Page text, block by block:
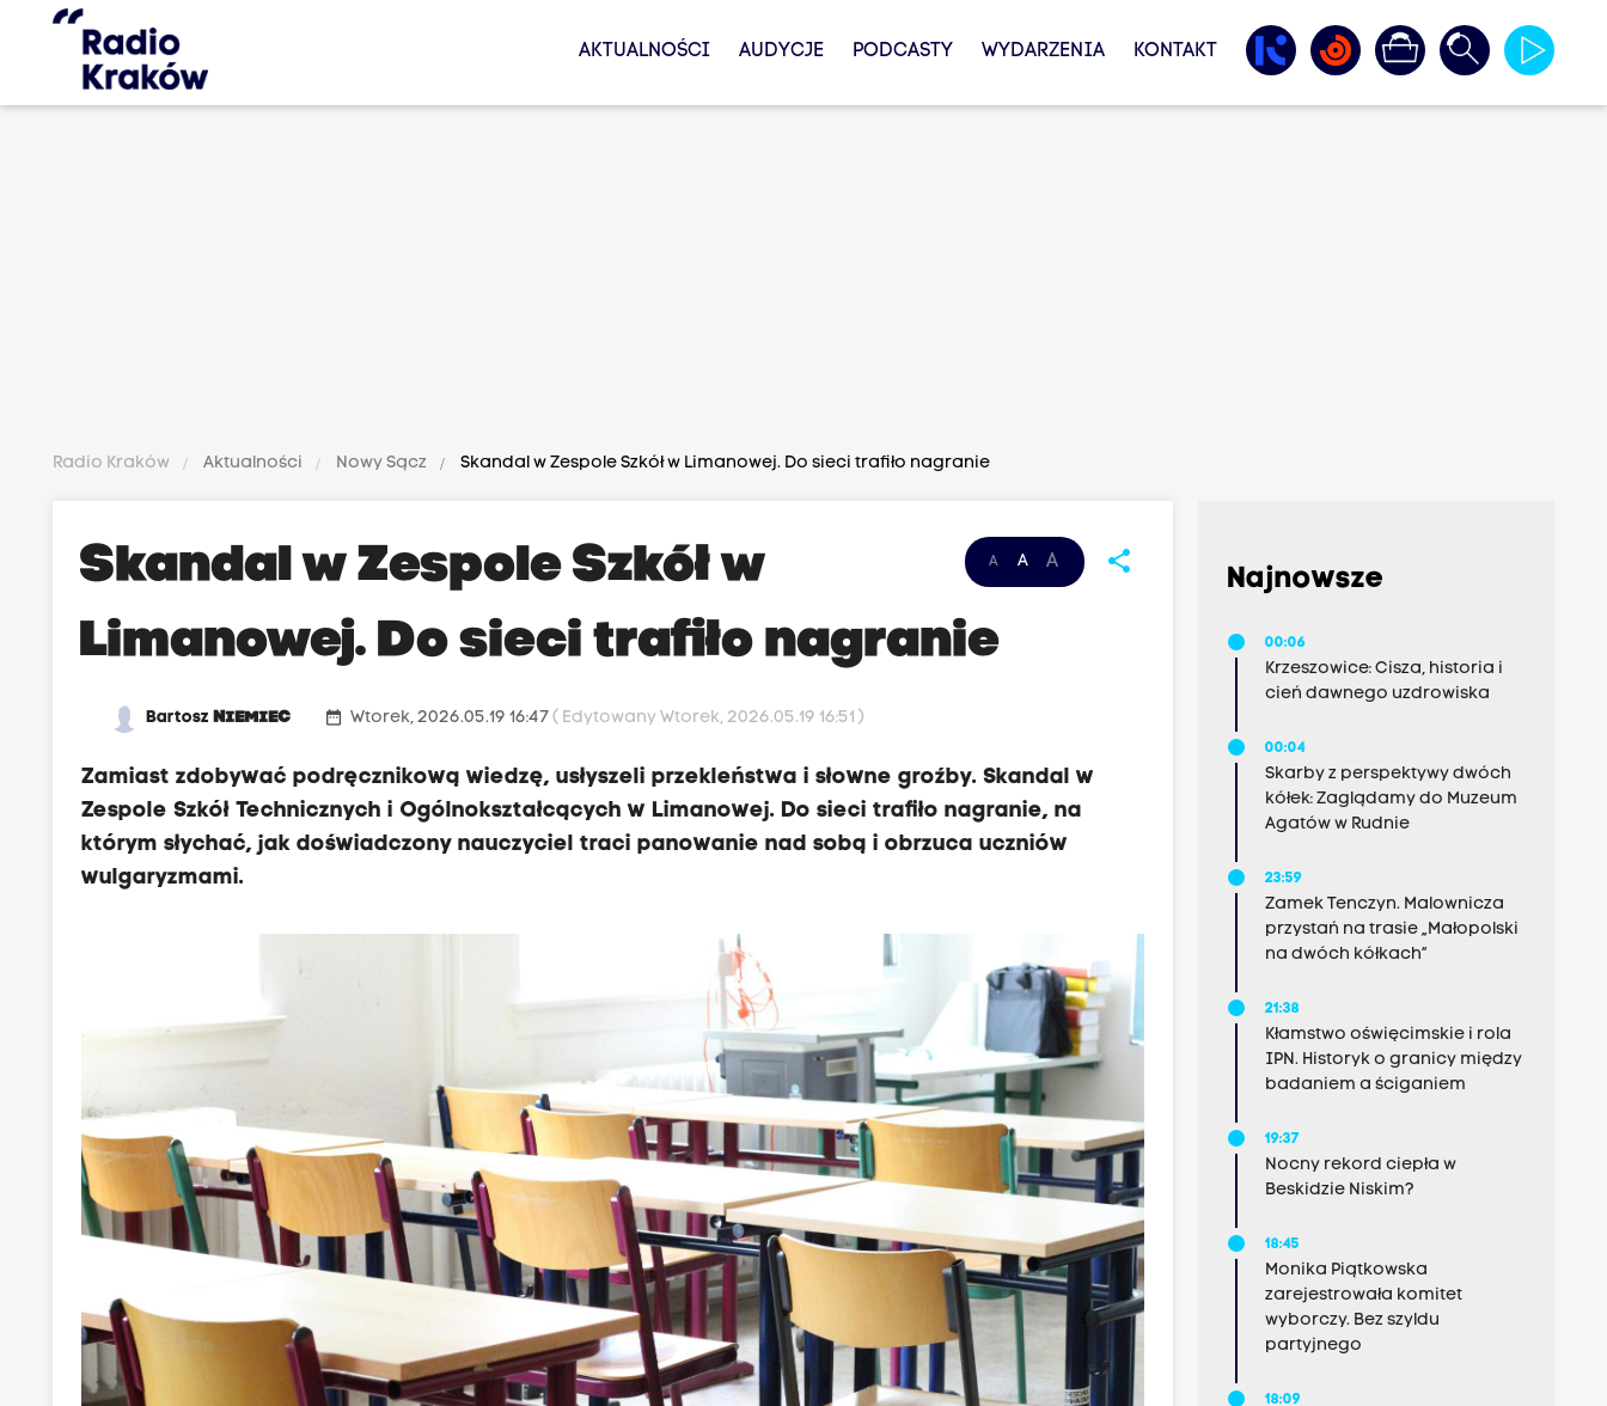
AKTUALNOŚCI AUDYCJE PODCASTY WYDARZENIA KONTAKT
Radio Kraków Aktualności Nowy Sącz Skandal w Zespole Szkół w Limanowej. Do sieci trafiło nagranie
A A A share
Skandal w Zespole Szkół w
Limanowej. Do sieci trafiło nagranie
BartoszNIEMIEC date_range Wtorek, 2026.05.19 16:47( Edytowany Wtorek, 2026.05.19 16:51 )
Zamiast zdobywać podręcznikową wiedzę, usłyszeli przekleństwa i słowne groźby. Skandal w
Zespole Szkół Technicznych i Ogólnokształcących w Limanowej. Do sieci trafiło nagranie, na
którym słychać, jak doświadczony nauczyciel traci panowanie nad sobą i obrzuca uczniów
wulgaryzmami.
Najnowsze
00:06
Krzeszowice: Cisza, historia i
cień dawnego uzdrowiska
00:04
Skarby z perspektywy dwóch
kółek: Zaglądamy do Muzeum
Agatów w Rudnie
23:59
Zamek Tenczyn. Malownicza
przystań na trasie „Małopolski
na dwóch kółkach”
21:38
Kłamstwo oświęcimskie i rola
IPN. Historyk o granicy między
badaniem a ściganiem
19:37
Nocny rekord ciepła w
Beskidzie Niskim?
18:45
Monika Piątkowska
zarejestrowała komitet
wyborczy. Bez szyldu
partyjnego
18:09